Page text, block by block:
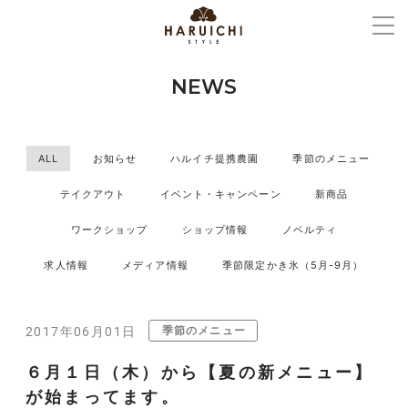
NEWS
ALL お知らせ ハルイチ提携農園 季節のメニュー
テイクアウト イベント・キャンペーン 新商品
ワークショップ ショップ情報 ノベルティ
求人情報 メディア情報 季節限定かき氷（5月-9月）
2017年06月01日 季節のメニュー
６月１日（木）から【夏の新メニュー】
が始まってます。